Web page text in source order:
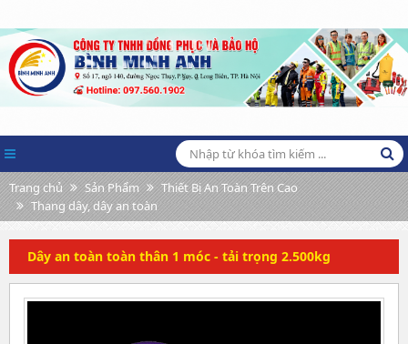
Trang chủ Sản Phẩm
Thiết Bị An Toàn Trên Cao
Thang dây, dây an toàn
Dây an toàn toàn thân 1 móc - tải trọng 2.500kg